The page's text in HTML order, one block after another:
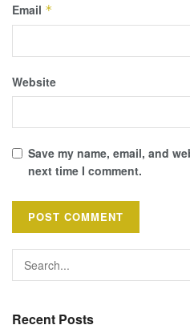
Email *
Website
Save my name, email, and
next time I comment.
Recent Posts